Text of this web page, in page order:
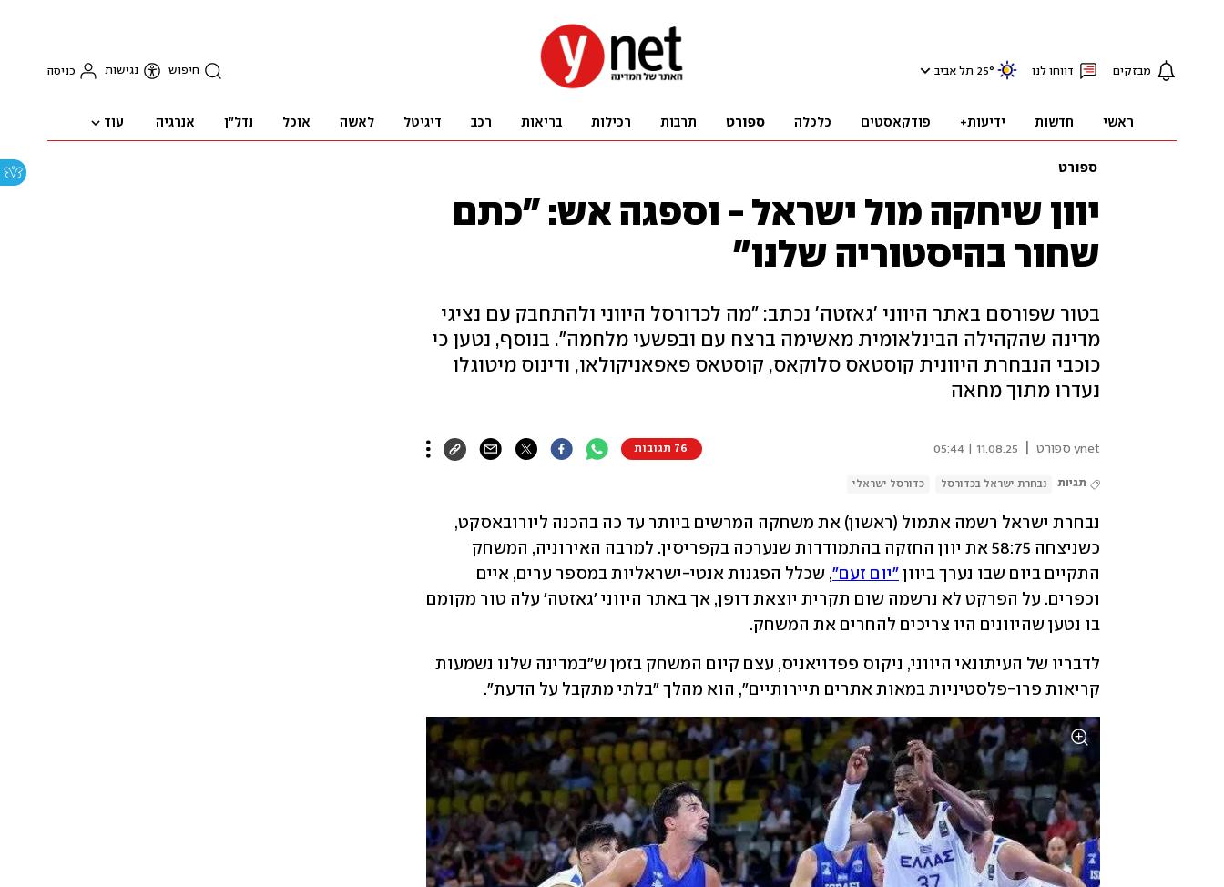
מבזקים דווחו לנו 25° תל אביב חיפוש נגישות כניסה
ראשי חדשות ידיעות+ פודקאסטים כלכלה ספורט תרבות רכילות בריאות רכב דיגיטל לאשה אוכל נדל"ן אנרגיה עוד
ספורט
יוון שיחקה מול ישראל - וספגה אש: "כתם
שחור בהיסטוריה שלנו"
בטור שפורסם באתר היווני 'גאזטה' נכתב: "מה לכדורסל היווני ולהתחבק עם נציגי
מדינה שהקהילה הבינלאומית מאשימה ברצח עם ובפשעי מלחמה". בנוסף, נטען כי
כוכבי הנבחרת היוונית קוסטאס סלוקאס, קוסטאס פאפאניקולאו, ודינוס מיטוגלו
נעדרו מתוך מחאה
ynet ספורט 11.08.25 | 05:44 76 תגובות
תגיות נבחרת ישראל בכדורסל כדורסל ישראלי
התקיים ביום שבו נערך ביוון "יום זעם"
בו נטען שהיוונים היו צריכים להחרים את המשחק.
קריאות פרו-פלסטיניות במאות אתרים תיירותיים", הוא מהלך "בלתי מתקבל על הדעת".